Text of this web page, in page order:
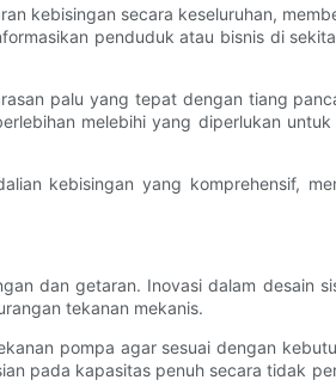
kebisingan secara keseluruhan,
penduduk atau bisnis di
palu yang tepat dengan tiang
melebihi yang diperlukan
kebisingan yang komprehensif,
dan getaran. Inovasi dalam desain
tekanan mekanis.
pompa agar sesuai dengan
pada kapasitas penuh secara tidak